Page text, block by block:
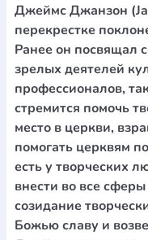
Навчальні мапи
виробиМіні-лампи
подарунковіПлакати
Подарункові картки
Зошити
Календарі
Листівки Сувенирна
Книга в комплекті
За додатковою
(097) 880-6379
Джеймс Джанзон
перекрестке
Ранее он посвящал
зрелых деятелей
профессионалов,
стремится помочь
место в церкви,
помогать церквям
есть у творческих
внести во все
созидание
Божью славу и